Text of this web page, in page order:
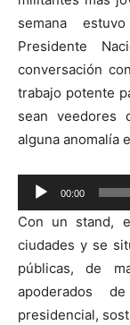
semana
Presidente
conversación
trabajo potente
sean veedores
alguna anomalía
Reproductor
de
audio
00:00
Con un stand,
ciudades y se
públicas, de
apoderados
presidencial,